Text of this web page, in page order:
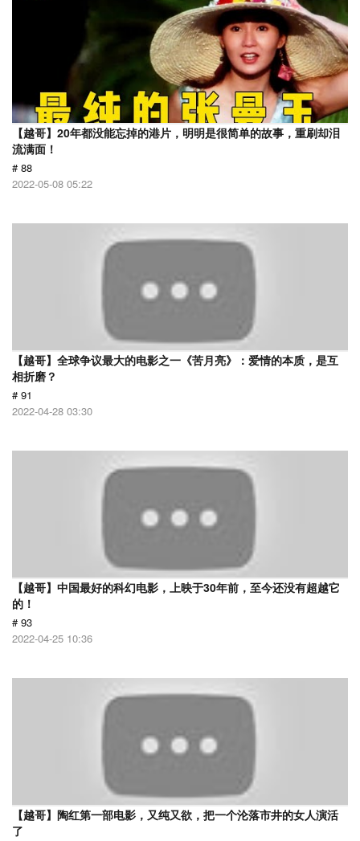
【越哥】20年都没能忘掉的港片，明明是很简单的故事，重刷却泪
流满面！
# 88
2022-05-08 05:22
【越哥】全球争议最大的电影之一《苦月亮》：爱情的本质，是互
相折磨？
# 91
2022-04-28 03:30
【越哥】中国最好的科幻电影，上映于30年前，至今还没有超越它
的！
# 93
2022-04-25 10:36
【越哥】陶红第一部电影，又纯又欲，把一个沦落市井的女人演活
了